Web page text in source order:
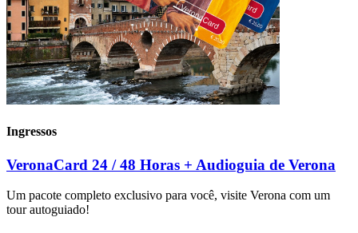
Ingressos
VeronaCard 24 / 48 Horas + Audioguia de Verona
Um pacote completo exclusivo para você, visite Verona com um
tour autoguiado!